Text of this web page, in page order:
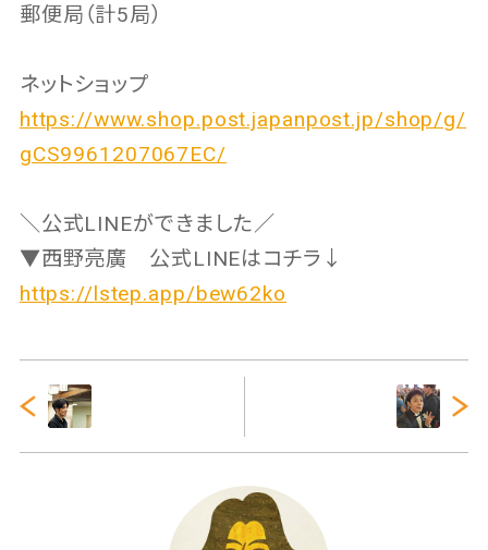
郵便局（計5局）
ネットショップ
https://www.shop.post.japanpost.jp/shop/g/
gCS9961207067EC/
＼公式LINEができました／
▼西野亮廣 公式LINEはコチラ↓
https://lstep.app/bew62ko